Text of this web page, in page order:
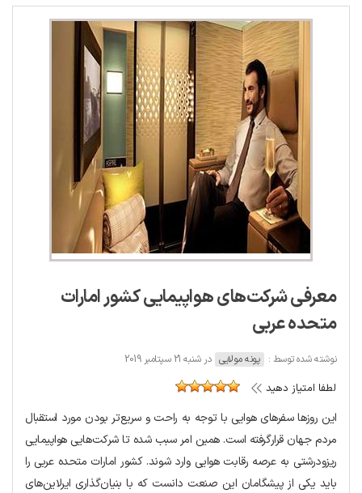
معرفی شرکت‌های هواپیمایی کشور امارات
متحده عربی
نوشته شده توسط : پونه مولایی در شنبه 21 سپتامبر 2019
لطفا امتیاز دهید
این روزها سفرهای هوایی با توجه به راحت و سریع‌تر بودن مورد استقبال
مردم جهان قرارگرفته است. همین امر سبب شده تا شرکت‌هایی هواپیمایی
ریزودرشتی به عرصه رقابت هوایی وارد شوند. کشور امارات متحده عربی را
باید یکی از پیشگامان این صنعت دانست که با بنیان‌گذاری ایرلاین‌های